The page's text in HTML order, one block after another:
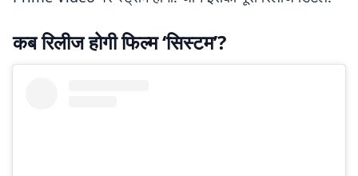
कब रिलीज होगी फिल्म ‘सिस्टम’?